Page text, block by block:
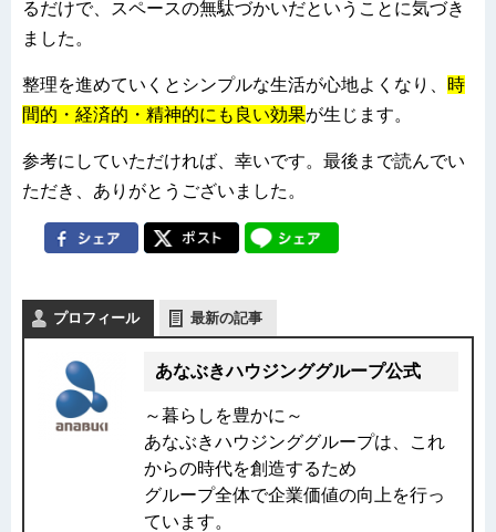
るだけで、スペースの無駄づかいだということに気づき
ました。
整理を進めていくとシンプルな生活が心地よくなり、 時
間的・経済的・精神的にも良い効果が生じます。
参考にしていただければ、幸いです。最後まで読んでい
ただき、ありがとうございました。
プロフィール 最新の記事
あなぶきハウジンググループ公式
～暮らしを豊かに～
あなぶきハウジンググループは、これ
からの時代を創造するため
グループ全体で企業価値の向上を行っ
ています。